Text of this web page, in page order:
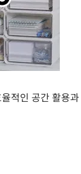
적인 공간 활용